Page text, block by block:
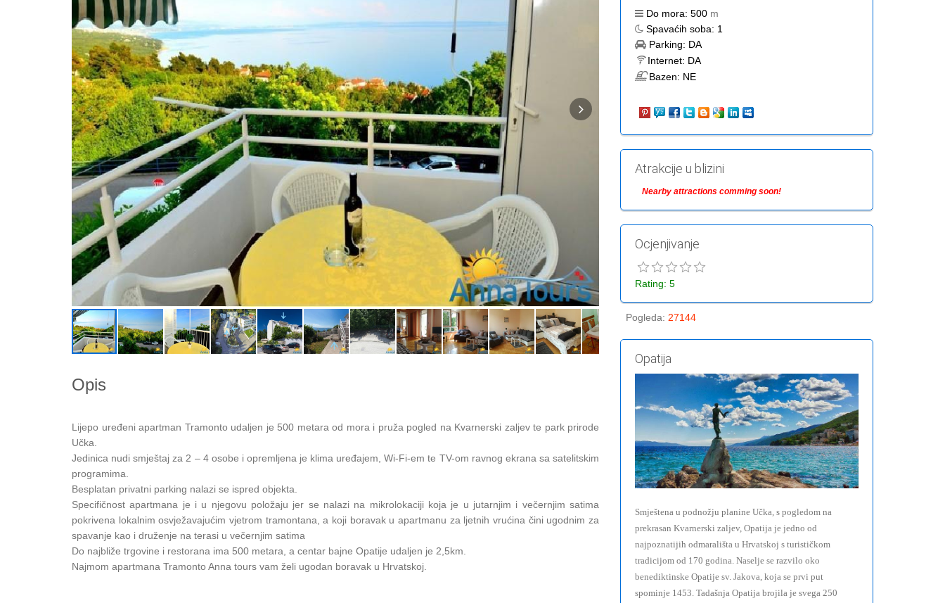
Opis
Lijepo uređeni apartman Tramonto udaljen je 500 metara od mora i pruža pogled na Kvarnerski zaljev te park prirode
Učka.
Jedinica nudi smještaj za 2 – 4 osobe i opremljena je klima uređajem, Wi-Fi-em te TV-om ravnog ekrana sa satelitskim
programima.
Besplatan privatni parking nalazi se ispred objekta.
Specifičnost apartmana je i u njegovu položaju jer se nalazi na mikrolokaciji koja je u jutarnjim i večernjim satima
pokrivena lokalnim osvježavajućim vjetrom tramontana, a koji boravak u apartmanu za ljetnih vrućina čini ugodnim za
spavanje kao i druženje na terasi u večernjim satima
Do najbliže trgovine i restorana ima 500 metara, a centar bajne Opatije udaljen je 2,5km.
Najmom apartmana Tramonto Anna tours vam želi ugodan boravak u Hrvatskoj.
Do mora: 500 m
Spavaćih soba: 1
Parking: DA
Internet: DA
Bazen: NE
Atrakcije u blizini
Nearby attractions comming soon!
Ocjenjivanje
Rating: 5
Pogleda: 27144
Opatija
Smještena u podnožju planine Učka, s pogledom na
prekrasan Kvarnerski zaljev, Opatija je jedno od
najpoznatijih odmarališta u Hrvatskoj s turističkom
tradicijom od 170 godina. Naselje se razvilo oko
benediktinske Opatije sv. Jakova, koja se prvi put
spominje 1453. Tadašnja Opatija brojila je svega 250